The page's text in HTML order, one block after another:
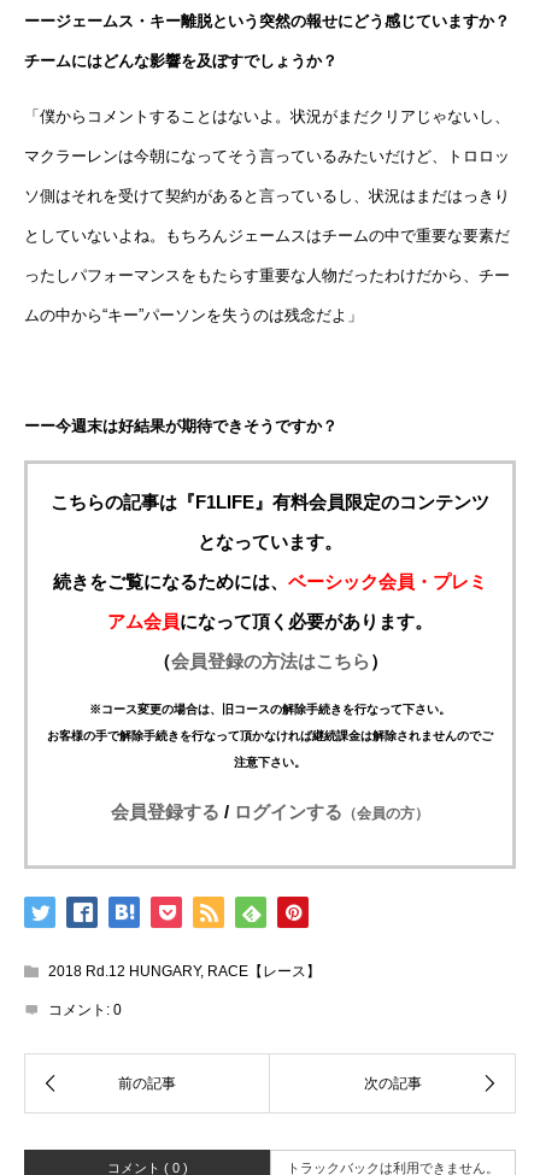
ーージェームス・キー離脱という突然の報せにどう感じていますか？
チームにはどんな影響を及ぼすでしょうか？
「僕からコメントすることはないよ。状況がまだクリアじゃないし、
マクラーレンは今朝になってそう言っているみたいだけど、トロロッ
ソ側はそれを受けて契約があると言っているし、状況はまだはっきり
としていないよね。もちろんジェームスはチームの中で重要な要素だ
ったしパフォーマンスをもたらす重要な人物だったわけだから、チー
ムの中から“キー”パーソンを失うのは残念だよ」
ーー今週末は好結果が期待できそうですか？
こちらの記事は『F1LIFE』有料会員限定のコンテンツ
となっています。
続きをご覧になるためには、 ベーシック会員・プレミ
アム会員になって頂く必要があります。
（会員登録の方法はこちら）
※コース変更の場合は、旧コースの解除手続きを行なって下さい。
お客様の手で解除手続きを行なって頂かなければ継続課金は解除されませんのでご
注意下さい。
会員登録する / ログインする （会員の方）
2018 Rd.12 HUNGARY, RACE【レース】
コメント: 0
コメント ( 0 ) トラックバックは利用できません。